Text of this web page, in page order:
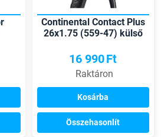
Continental Contact Plus
26x1.75 (559-47) külső
16 990Ft
Raktáron
Kosárba
Összehasonlít